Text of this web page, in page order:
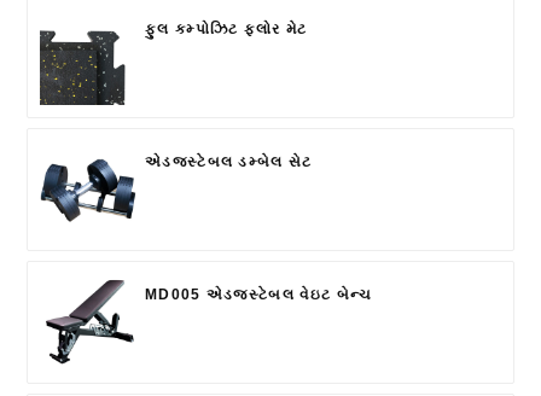
ફુલ કમ્પોઝિટ ફ્લોર મેટ
એડજસ્ટેબલ ડમ્બેલ સેટ
MD005 એડજસ્ટેબલ વેઇટ બેન્ચ